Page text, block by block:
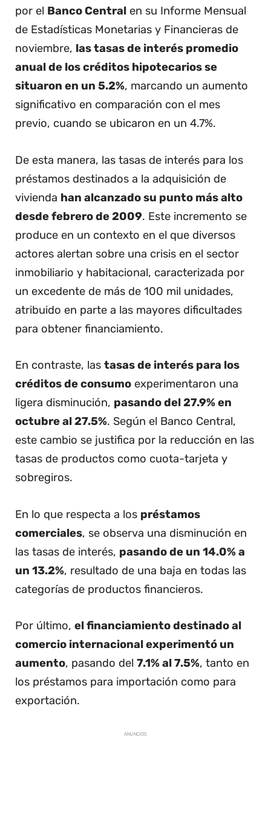
por el Banco Central en su Informe Mensual
de Estadísticas Monetarias y Financieras de
noviembre, las tasas de interés promedio
anual de los créditos hipotecarios se
situaron en un 5.2%, marcando un aumento
significativo en comparación con el mes
previo, cuando se ubicaron en un 4.7%.
De esta manera, las tasas de interés para los
préstamos destinados a la adquisición de
vivienda han alcanzado su punto más alto
desde febrero de 2009. Este incremento se
produce en un contexto en el que diversos
actores alertan sobre una crisis en el sector
inmobiliario y habitacional, caracterizada por
un excedente de más de 100 mil unidades,
atribuido en parte a las mayores dificultades
para obtener financiamiento.
En contraste, las tasas de interés para los
créditos de consumo experimentaron una
ligera disminución, pasando del 27.9% en
octubre al 27.5%. Según el Banco Central,
este cambio se justifica por la reducción en las
tasas de productos como cuota-tarjeta y
sobregiros.
En lo que respecta a los préstamos
comerciales, se observa una disminución en
las tasas de interés, pasando de un 14.0% a
un 13.2%, resultado de una baja en todas las
categorías de productos financieros.
Por último, el financiamiento destinado al
comercio internacional experimentó un
aumento, pasando del 7.1% al 7.5%, tanto en
los préstamos para importación como para
exportación.
ANUNCIOS